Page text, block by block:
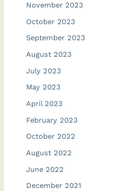
November 2023
October 2023
September 2023
August 2023
July 2023
May 2023
April 2023
February 2023
October 2022
August 2022
June 2022
December 2021